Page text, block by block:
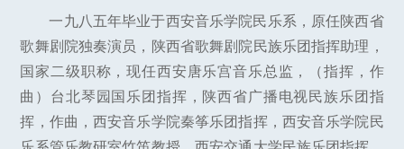
一九八五年毕业于西安音乐学院民乐系，原任陕西省
歌舞剧院独奏演员，陕西省歌舞剧院民族乐团指挥助理，
国家二级职称，现任西安唐乐宫音乐总监，（指挥，作
曲）台北琴园国乐团指挥，陕西省广播电视民族乐团指
挥，作曲，西安音乐学院秦筝乐团指挥，西安音乐学院民